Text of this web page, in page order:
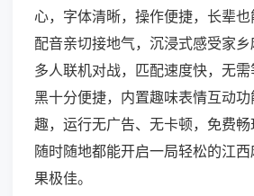
心，字体清晰，操作便捷，长辈
配音亲切接地气，沉浸式感受家
多人联机对战，匹配速度快，无
黑十分便捷，内置趣味表情互动
趣，运行无广告、无卡顿，免费畅
随时随地都能开启一局轻松的江
果极佳。